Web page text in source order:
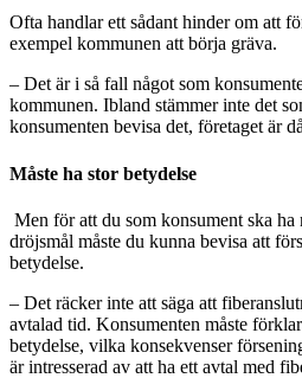
Ofta handlar ett sådant hinder om att
exempel kommunen att börja gräva.
– Det är i så fall något som
kommunen. Ibland stämmer inte det
konsumenten bevisa det, företaget är
Måste ha stor betydelse
Men för att du som konsument ska ha
dröjsmål måste du kunna bevisa att
betydelse.
– Det räcker inte att säga att
avtalad tid. Konsumenten måste
betydelse, vilka konsekvenser
är intresserad av att ha ett avtal med